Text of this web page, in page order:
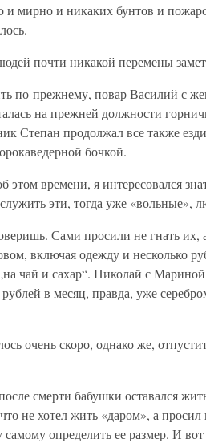
и мирно и никаких бунтов и
почти никакой перемены
по-прежнему, повар Василий с
на прежней должности
Степан продолжал все также
бочкой.
этом времени, я интересовался
эти, тогда уже «вольные»,
Сами просили не гнать их,
включая одежду и несколько
чай и сахар“. Николай с
в месяц, правда, уже
очень скоро, однако же,
смерти бабушки оставался
не хотел жить «даром», а просил
определить ее размер. И